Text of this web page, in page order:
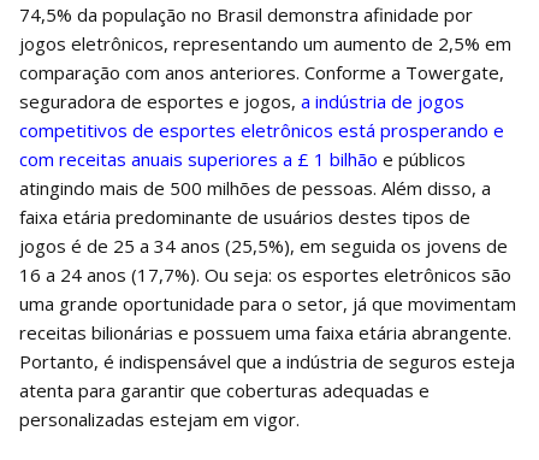
74,5% da população no Brasil demonstra afinidade por
jogos eletrônicos, representando um aumento de 2,5% em
comparação com anos anteriores. Conforme a Towergate,
seguradora de esportes e jogos, a indústria de jogos
competitivos de esportes eletrônicos está prosperando e
com receitas anuais superiores a £ 1 bilhão e públicos
atingindo mais de 500 milhões de pessoas. Além disso, a
faixa etária predominante de usuários destes tipos de
jogos é de 25 a 34 anos (25,5%), em seguida os jovens de
16 a 24 anos (17,7%). Ou seja: os esportes eletrônicos são
uma grande oportunidade para o setor, já que movimentam
receitas bilionárias e possuem uma faixa etária abrangente.
Portanto, é indispensável que a indústria de seguros esteja
atenta para garantir que coberturas adequadas e
personalizadas estejam em vigor.